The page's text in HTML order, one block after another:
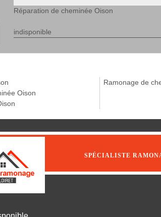
Réparation de cheminée Oison
indisponible
Oison
Ramonage de
SPÉCIALISTE